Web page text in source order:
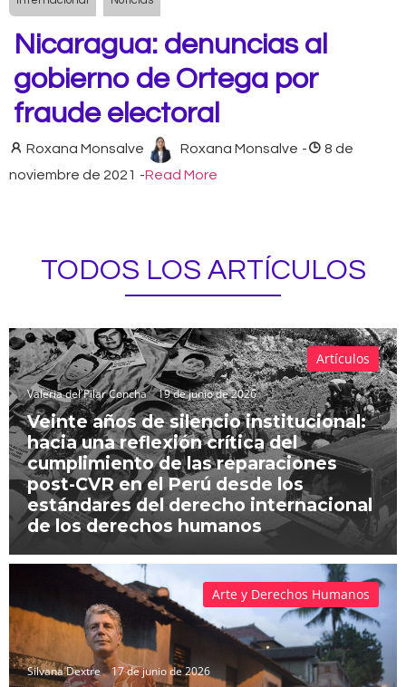
Nicaragua: denuncias al
gobierno de Ortega por
fraude electoral
Roxana Monsalve Roxana Monsalve -
8 de
noviembre de 2021 -Read More
TODOS LOS ARTÍCULOS
Valeria del Pilar Concha 19 de junio de 2026
Veinte años de silencio institucional:
hacia una reflexión crítica del
cumplimiento de las reparaciones
post-CVR en el Perú desde los
estándares del derecho internacional
de los derechos humanos
Artículos
Silvana Dextre 17 de junio de 2026
Arte y Derechos Humanos